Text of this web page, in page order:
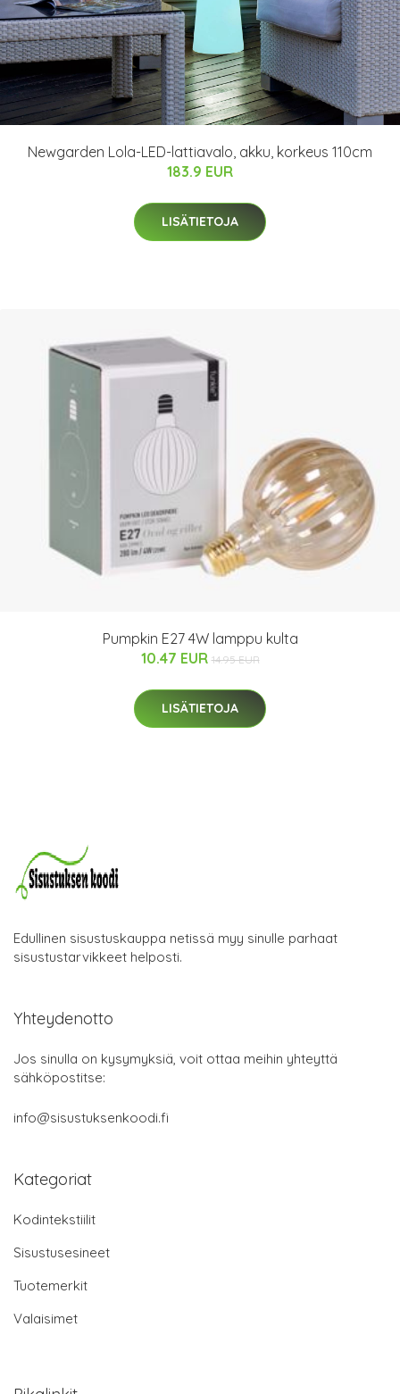
Newgarden Lola-LED-lattiavalo, akku, korkeus 110cm
183.9 EUR
LISÄTIETOJA
Pumpkin E27 4W lamppu kulta
10.47 EUR 14.95 EUR
LISÄTIETOJA
Edullinen sisustuskauppa netissä myy sinulle parhaat
sisustustarvikkeet helposti.
Yhteydenotto
Jos sinulla on kysymyksiä, voit ottaa meihin yhteyttä
sähköpostitse:
info@sisustuksenkoodi.fi
Kategoriat
Kodintekstiilit
Sisustusesineet
Tuotemerkit
Valaisimet